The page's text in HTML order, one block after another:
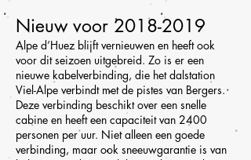
Nieuw voor 2018-2019
Alpe d’Huez blijft vernieuwen en heeft ook
voor dit seizoen uitgebreid. Zo is er een
nieuwe kabelverbinding, die het dalstation
Viel-Alpe verbindt met de pistes van Bergers.
Deze verbinding beschikt over een snelle
cabine en heeft een capaciteit van 2400
personen per uur. Niet alleen een goede
verbinding, maar ook sneeuwgarantie is van